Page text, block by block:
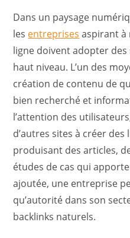
Dans un paysage
les entreprises aspirant à
ligne doivent adopter
haut niveau. L’un des
création de contenu de
bien recherché et
l’attention des
d’autres sites à créer des
produisant des articles,
études de cas qui
ajoutée, une entreprise
qu’autorité dans son
backlinks naturels.